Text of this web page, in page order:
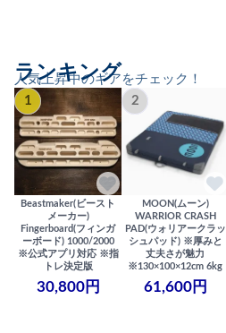
人気上昇中のギアをチェック！
ランキング
1
Beastmaker(ビースト
メーカー)
Fingerboard(フィンガ
ーボード) 1000/2000
※公式アプリ対応 ※指
トレ決定版
30,800円
2
MOON(ムーン)
WARRIOR CRASH
PAD(ウォリアークラッ
シュパッド) ※厚みと
丈夫さが魅力
※130×100×12cm 6kg
61,600円